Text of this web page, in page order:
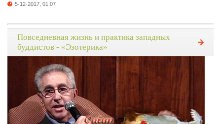
5-12-2017, 01:07
Повседневная жизнь и практика западных
буддистов - «Эзотерика»